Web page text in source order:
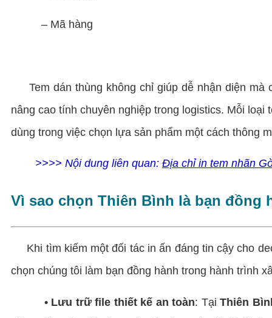
– Mã hàng
Tem dán thùng không chỉ giúp dễ nhận diện mà
nâng cao tính chuyên nghiệp trong logistics. Mỗi
dùng trong việc chọn lựa sản phẩm một cách thông
>>>> Nội dung liên quan: Địa chỉ in tem nhãn
Vì sao chọn Thiên Bình là bạn đồng
Khi tìm kiếm một đối tác in ấn đáng tin cậy cho
chọn chúng tôi làm bạn đồng hành trong hành trình
• Lưu trữ file thiết kế an toàn: TạiThiên